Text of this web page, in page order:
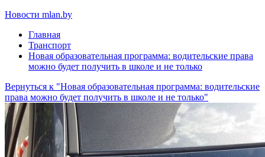
Новости mlan.by
Главная
Транспорт
Новая образовательная программа: водительские права
можно будет получить в школе и не только
Вернуться к "Новая образовательная программа: водительские
права можно будет получить в школе и не только"